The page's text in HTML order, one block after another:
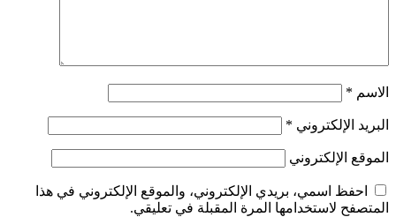
الاسم *
البريد الإلكتروني *
الموقع الإلكتروني
احفظ اسمي، بريدي الإلكتروني، والموقع الإلكتروني في هذا
المتصفح لاستخدامها المرة المقبلة في تعليقي.